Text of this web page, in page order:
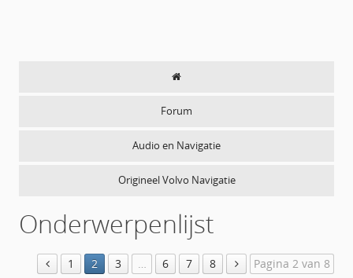
Forum
Audio en Navigatie
Origineel Volvo Navigatie
Onderwerpenlijst
1 2 3 … 6 7 8 Pagina 2 van 8